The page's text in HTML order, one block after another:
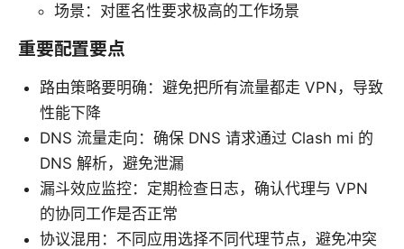
场景：对匿名性要求极高的工作场景
重要配置要点
路由策略要明确：避免把所有流量都走 VPN，导致
性能下降
DNS 流量走向：确保 DNS 请求通过 Clash mi 的
DNS 解析，避免泄漏
漏斗效应监控：定期检查日志，确认代理与 VPN
的协同工作是否正常
协议混用：不同应用选择不同代理节点，避免冲突